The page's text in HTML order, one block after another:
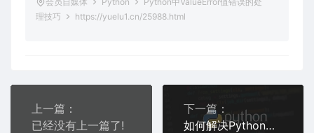
理技巧
https://yuelu1.cn/25988.html
上一篇：
已经没有上一篇了!
下一篇：
如何解决Python中的IndexError索引越界错误